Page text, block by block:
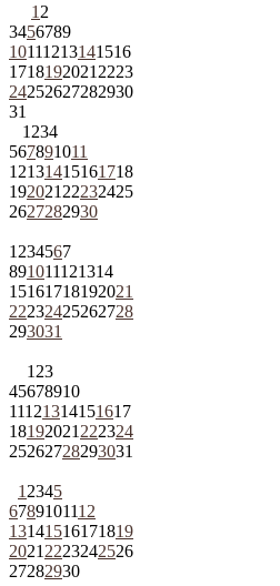
1 2
3456789
10111213141516
1718192021 2223
24252627282930
31
1 234
567891011
12131415161718
192021 22232425
2627282930
1 234567
891011121314
15161718192021
22232425262728
293031
1 23
45678910
11121314151617
18192021 222324
25262728293031
1 2345
6789101112
13141516171819
2021 2223242526
27282930